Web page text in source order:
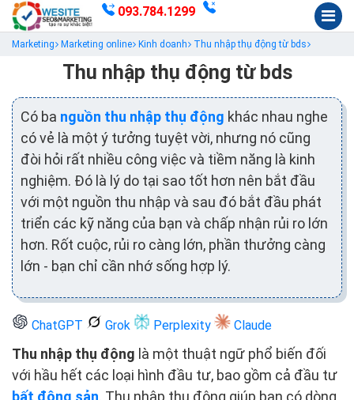
093.784.1299
Marketing Marketing online Kinh doanh Thu nhập thụ động từ bds
Thu nhập thụ động từ bds
Có ba nguồn thu nhập thụ động khác nhau nghe
có vẻ là một ý tưởng tuyệt vời, nhưng nó cũng
đòi hỏi rất nhiều công việc và tiềm năng là kinh
nghiệm. Đó là lý do tại sao tốt hơn nên bắt đầu
với một nguồn thu nhập và sau đó bắt đầu phát
triển các kỹ năng của bạn và chấp nhận rủi ro lớn
hơn. Rốt cuộc, rủi ro càng lớn, phần thưởng càng
lớn - bạn chỉ cần nhớ sống hợp lý.
ChatGPT Grok Perplexity Claude
Thu nhập thụ động là một thuật ngữ phổ biến đối
với hầu hết các loại hình đầu tư, bao gồm cả đầu tư
bất động sản. Thu nhập thụ động giúp bạn có dòng